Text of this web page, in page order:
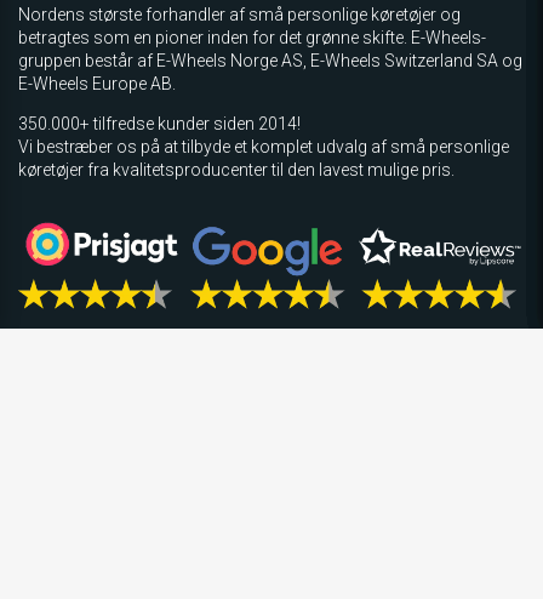
Nordens største forhandler af små personlige køretøjer og
betragtes som en pioner inden for det grønne skifte. E-Wheels-
gruppen består af E-Wheels Norge AS, E­-Wheels Switzerland SA og
E-Wheels Europe AB.
350.000+ tilfredse kunder siden 2014!
Vi bestræber os på at tilbyde et komplet udvalg af små personlige
køretøjer fra kvalitetsproducenter til den lavest mulige pris.